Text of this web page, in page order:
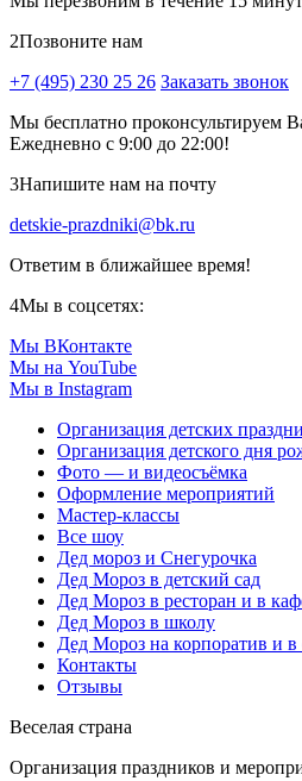
2Позвоните нам
+7 (495) 230 25 26 Заказать звонок
Мы бесплатно проконсультируем
Ежедневно с 9:00 до 22:00!
3Напишите нам на почту
detskie-prazdniki@bk.ru
Ответим в ближайшее время!
4Мы в соцсетях:
Мы ВКонтакте
Мы на YouTube
Мы в Instagram
Организация детских
Организация детского дня
Фото — и видеосъёмка
Оформление мероприятий
Мастер-классы
Все шоу
Дед мороз и Снегурочка
Дед Мороз в детский сад
Дед Мороз в ресторан и в
Дед Мороз в школу
Дед Мороз на корпоратив и
Контакты
Отзывы
Веселая страна
Организация праздников и